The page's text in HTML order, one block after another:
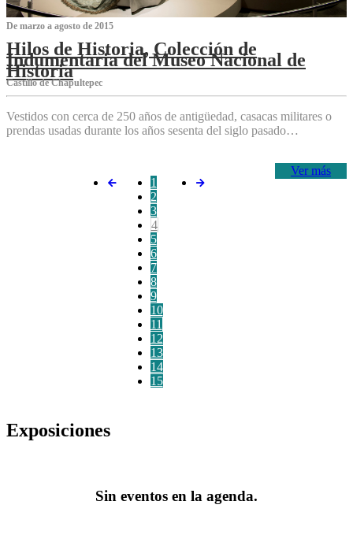
De marzo a agosto de 2015
Hilos de Historia, Colección de
Indumentaria del Museo Nacional de
Historia
Castillo de Chapultepec
Vestidos con cerca de 250 años de antigüedad, casacas militares o
prendas usadas durante los años sesenta del siglo pasado…
Ver más
1
2
3
4
5
6
7
8
9
10
11
12
13
14
15
Exposiciones
Sin eventos en la agenda.